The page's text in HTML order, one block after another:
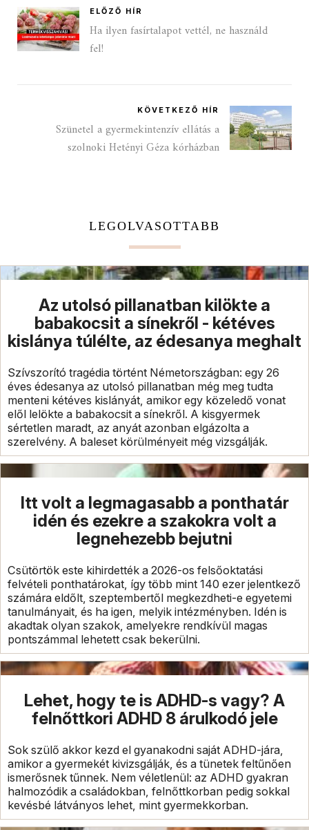
ELŐZŐ HÍR
Ha ilyen fasírtalapot vettél, ne használd
fel!
KÖVETKEZŐ HÍR
Szünetel a gyermekintenzív ellátás a
szolnoki Hetényi Géza kórházban
LEGOLVASOTTABB
Az utolsó pillanatban kilökte a
babakocsit a sínekről - kétéves
kislánya túlélte, az édesanya meghalt
Szívszorító tragédia történt Németországban: egy 26
éves édesanya az utolsó pillanatban még meg tudta
menteni kétéves kislányát, amikor egy közeledő vonat
elől lelökte a babakocsit a sínekről. A kisgyermek
sértetlen maradt, az anyát azonban elgázolta a
szerelvény. A baleset körülményeit még vizsgálják.
Itt volt a legmagasabb a ponthatár
idén és ezekre a szakokra volt a
legnehezebb bejutni
Csütörtök este kihirdették a 2026-os felsőoktatási
felvételi ponthatárokat, így több mint 140 ezer jelentkező
számára eldőlt, szeptembertől megkezdheti-e egyetemi
tanulmányait, és ha igen, melyik intézményben. Idén is
akadtak olyan szakok, amelyekre rendkívül magas
pontszámmal lehetett csak bekerülni.
Lehet, hogy te is ADHD-s vagy? A
felnőttkori ADHD 8 árulkodó jele
Sok szülő akkor kezd el gyanakodni saját ADHD-jára,
amikor a gyermekét kivizsgálják, és a tünetek feltűnően
ismerősnek tűnnek. Nem véletlenül: az ADHD gyakran
halmozódik a családokban, felnőttkorban pedig sokkal
kevésbé látványos lehet, mint gyermekkorban.